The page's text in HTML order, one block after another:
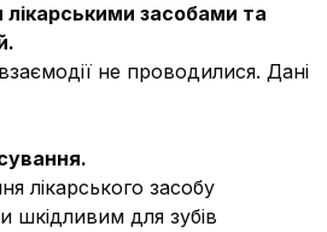
лікарськими засобами та
не проводилися. Дані
лікарського засобу
шкідливим для зубів